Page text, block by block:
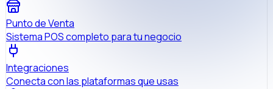
Punto de Venta
Sistema POS completo para tu negocio
Integraciones
Conecta con las plataformas que usas